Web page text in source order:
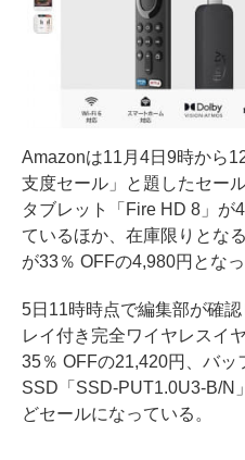
Amazonは11月4日9時から
支度セール」と題したセー
タブレット「Fire HD 8」が
ているほか、在庫限りとな
が33％ OFFの4,980円となっ
5日11時時点で編集部が確
レイ付き完全ワイヤレスイ
35％ OFFの21,420円、バ
SSD「SSD-PUT1.0U3-B/N
どセールになっている。